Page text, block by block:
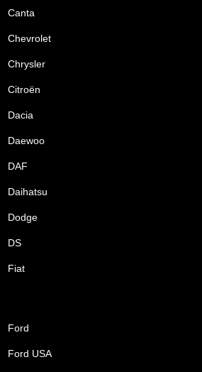
Canta
Chevrolet
Chrysler
Citroën
Dacia
Daewoo
DAF
Daihatsu
Dodge
DS
Fiat
Ford
Ford USA